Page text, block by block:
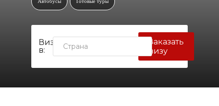
Виза
в:
Заказать
визу